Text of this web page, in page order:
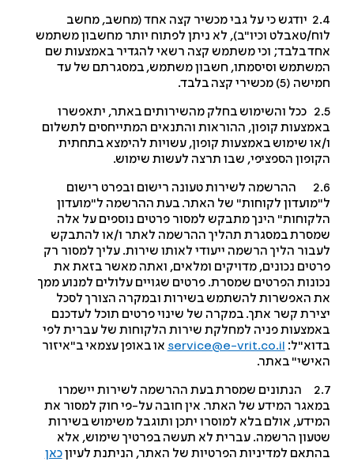
2.4 יודגש כי על גבי מכשיר קצה אחד (מחשב, מחשב
טאבלט וכיו"ב), לא ניתן לפתוח יותר מחשבון משתמש
בלבד; וכי משתמש קצה רשאי להגדיר באמצעות שם
וסיסמתו, חשבון משתמש, במסגרתם של עד
(5) מכשירי קצה בלבד.
2.5 ככל והשימוש בחלק מהשירותים באתר, יתאפשרו
קופון, ההוראות והתנאים המתייחסים לתשלום
שימוש באמצעות קופון, עשויות להימצא בתחתית
הספציפי, שבו תרצה לעשות שימוש.
2.6 ההרשמה לשירות טעונה רישום ובפרט רישום
לקוחות" של האתר. בעת ההרשמה ל"מועדון
הינך מתבקש למסור פרטים נוספים על אלה
במסגרת תהליך ההרשמה לאתר ו/או להתבקש
הליך הרשמה ייעודי לאותו שירות. עליך למסור רק
נכונים, מדויקים ומלאים, ואתה מאשר בזאת את
הפרטים שמסרת. פרטים שגויים עלולים למנוע ממך
האפשרות להשתמש בשירות ובמקרה הצורך לסכל
קשר אתך. במקרה של שינוי פרטים תוכל לעדכנם
פניה למחלקת שירות הלקוחות של עברית לפי
service@e-vrit.co.ilאו באופן עצמאי ב"איזור
באתר .
2.7 הנתונים שמסרת בעת ההרשמה לשירות יישמרו
המידע של האתר. אין חובה על-פי חוק למסור את
אולם בלא למוסרו יתכן ותוגבל משימוש בשירות
הרשמה. עברית לא תעשה בפרטיך שימוש, אלא
למדיניות הפרטיות של האתר, הניתנת לעיוןכאן